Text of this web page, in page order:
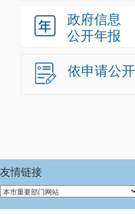
政府信息
公开年报
依申请公开
友情链接